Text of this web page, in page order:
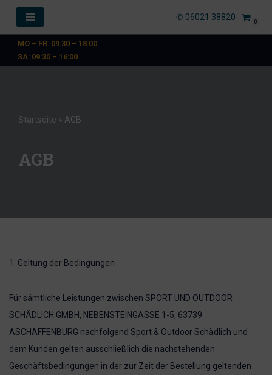
Zum
springen
MO – FR: 09:30 – 18:00
SA: 09:30 – 16:00
✆ 06021 38820 0
Startseite » AGB
AGB
1. Geltung der Bedingungen
Für sämtliche Leistungen zwischen SPORT UND OUTDOOR
SCHÄDLICH GMBH, NEBENSTEINGASSE 1-5, 63739
ASCHAFFENBURG nachfolgend Sport & Outdoor Schädlich und
dem Kunden gelten ausschließlich die nachstehenden
Geschäftsbedingungen in der zur Zeit der Bestellung geltenden